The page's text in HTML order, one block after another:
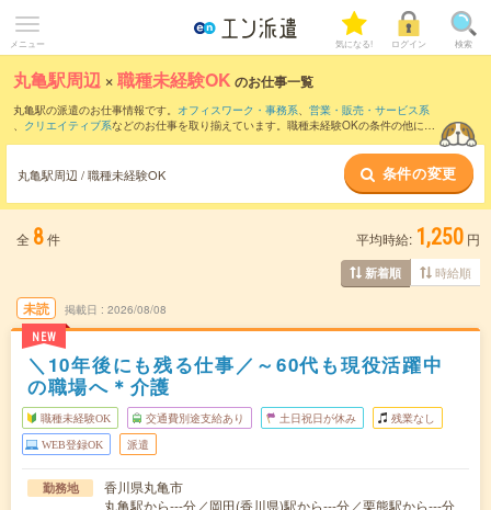
メニュー 気になる! ログイン 検索
丸亀駅周辺 ×職種未経験OK のお仕事一覧
丸亀駅の派遣のお仕事情報です。 オフィスワーク・事務系、 営業・販売・サービス系
、 クリエイティブ系などのお仕事を取り揃えています。職種未経験OKの条件の他に、
丸亀駅周辺 / 職種未経験OK 条件の変更
全 8件 平均時給: 1,250 円
新着順 時給順
未読
NEW
掲載日 2026/08/08
＼10年後にも残る仕事／～60代も現役活躍中
の職場へ＊介護
職種未経験OK 交通費別途支給あり 土日祝日が休み 残業なし
WEB登録OK 派遣
勤務地
香川県丸亀市
丸亀駅から---分／岡田(香川県)駅から---分／栗熊駅から---分